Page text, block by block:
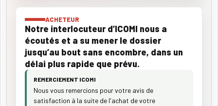
ACHETEUR
Notre interlocuteur d’ICOMI nous a
écoutés et a su mener le dossier
jusqu’au bout sans encombre, dans un
délai plus rapide que prévu.
REMERCIEMENT ICOMI
Nous vous remercions pour votre avis de
satisfaction à la suite de l'achat de votre